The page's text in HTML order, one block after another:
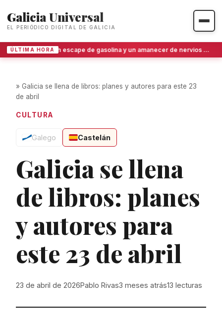
Galicia Universal
EL PERIÓDICO DIGITAL DE GALICIA
ÚLTIMA HORA Un escape de gasolina y un amanecer de nervios en Bueu: el amago de tragedia que puso en alerta a la comarca del Morrazo
» Galicia se llena de libros: planes y autores para este 23
de abril
CULTURA
Galego Castelán
Galicia se llena
de libros: planes
y autores para
este 23 de abril
23 de abril de 2026Pablo Rivas3 meses atrás13 lecturas